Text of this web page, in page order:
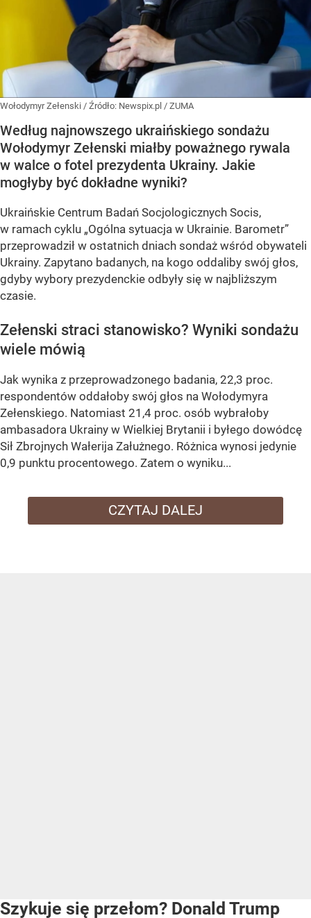
Wołodymyr Zełenski / Źródło: Newspix.pl / ZUMA
Według najnowszego ukraińskiego sondażu
Wołodymyr Zełenski miałby poważnego rywala
w walce o fotel prezydenta Ukrainy. Jakie
mogłyby być dokładne wyniki?
Ukraińskie Centrum Badań Socjologicznych Socis,
w ramach cyklu „Ogólna sytuacja w Ukrainie. Barometr”
przeprowadził w ostatnich dniach sondaż wśród obywateli
Ukrainy. Zapytano badanych, na kogo oddaliby swój głos,
gdyby wybory prezydenckie odbyły się w najbliższym
czasie.
Zełenski straci stanowisko? Wyniki sondażu
wiele mówią
Jak wynika z przeprowadzonego badania, 22,3 proc.
respondentów oddałoby swój głos na Wołodymyra
Zełenskiego. Natomiast 21,4 proc. osób wybrałoby
ambasadora Ukrainy w Wielkiej Brytanii i byłego dowódcę
Sił Zbrojnych Wałerija Załużnego. Różnica wynosi jedynie
0,9 punktu procentowego. Zatem o wyniku...
CZYTAJ DALEJ
Szykuje się przełom? Donald Trump